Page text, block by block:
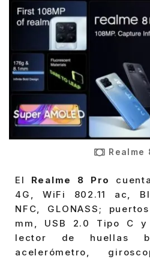
Realme
El Realme 8 Pro
4G, WiFi 802.11 ac,
NFC, GLONASS;
mm, USB 2.0 Tipo C
lector de huellas
acelerómetro,